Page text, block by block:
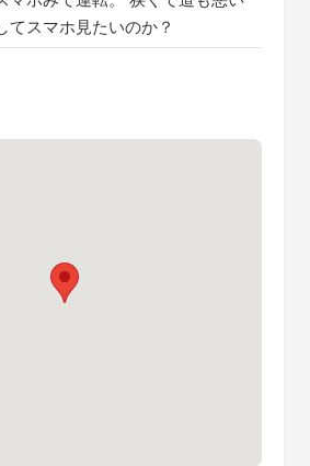
てスマホ見たいのか？